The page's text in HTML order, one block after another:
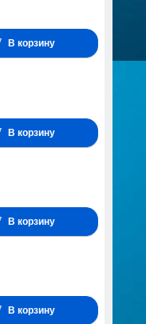
В корзину
В корзину
В корзину
В корзину